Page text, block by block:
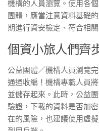
機構的人員瀏覽。使用各
團體，應當注意資料基礎
期進行資安檢定、符合相關
個資小旅人們齊
公益團體／機構人員瀏覽
通通收編！機構專職人員
並儲存起來。此時，公益
驗證，下載的資料是否加
在的風險，也建議使用虛